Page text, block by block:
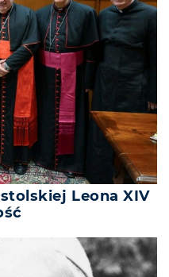
Leona XIV